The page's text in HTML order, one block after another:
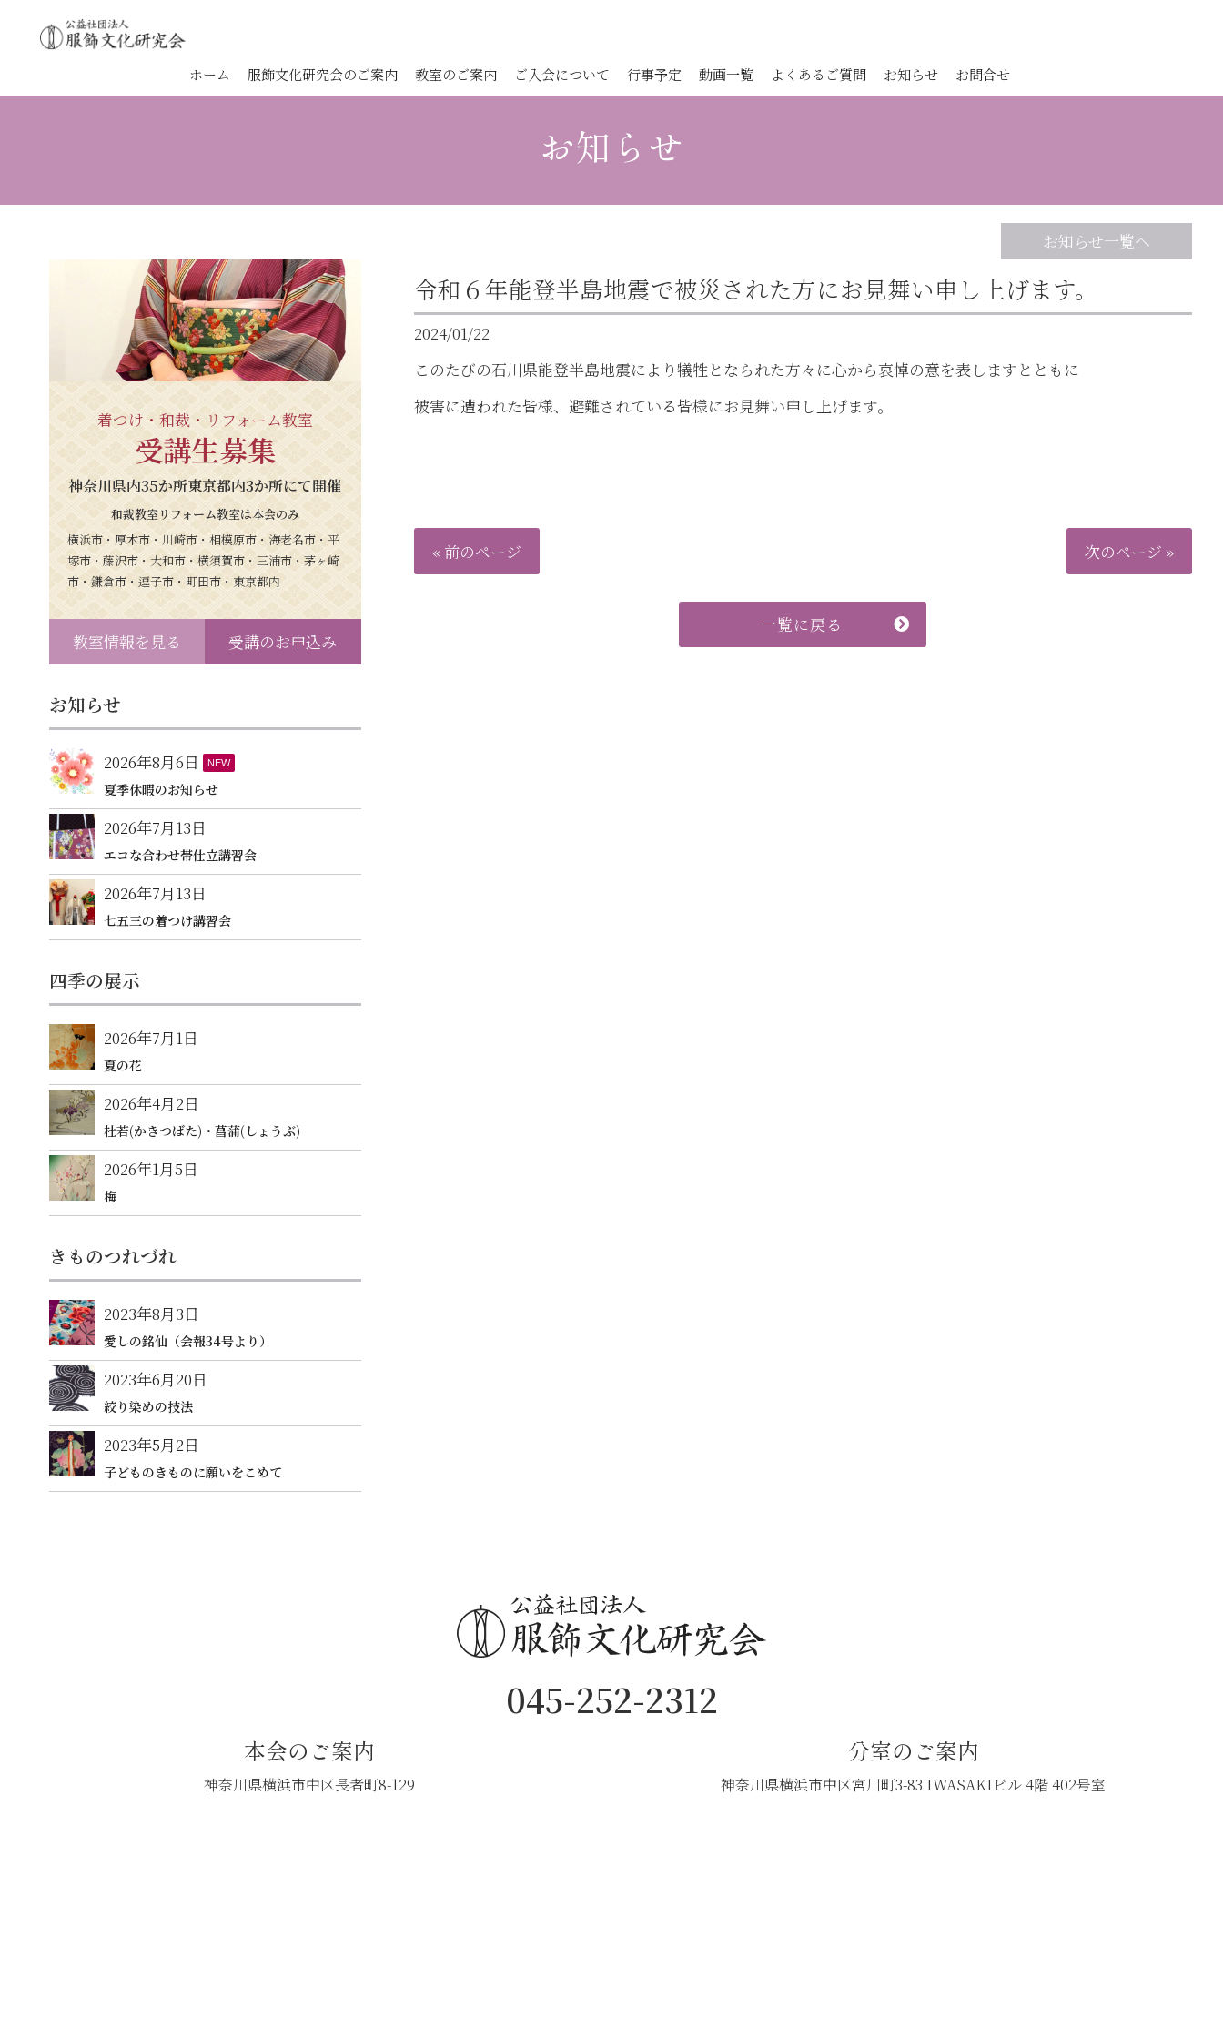
ホーム 服飾文化研究会のご案内 教室のご案内 ご入会について 行事予定 動画一覧 よくあるご質問 お知らせ お問合せ
お知らせ
お知らせ一覧へ
令和６年能登半島地震で被災された方にお見舞い申し上げます。
2024/01/22
このたびの石川県能登半島地震により犠牲となられた方々に心から哀悼の意を表しますとともに
被害に遭われた皆様、避難されている皆様にお見舞い申し上げます。
« 前のページ 次のページ »
一覧に戻る
着つけ・和裁・リフォーム教室
受講生募集
神奈川県内35か所東京都内3か所にて開催
和裁教室リフォーム教室は本会のみ
横浜市・厚木市・川崎市・相模原市・海老名市・平
塚市・藤沢市・大和市・横須賀市・三浦市・茅ヶ崎
市・鎌倉市・逗子市・町田市・東京都内
教室情報を見る 受講のお申込み
お知らせ
2026年8月6日 NEW
夏季休暇のお知らせ
2026年7月13日
エコな合わせ帯仕立講習会
2026年7月13日
七五三の着つけ講習会
四季の展示
2026年7月1日
夏の花
2026年4月2日
杜若(かきつばた)・菖蒲(しょうぶ)
2026年1月5日
梅
きものつれづれ
2023年8月3日
愛しの銘仙（会報34号より）
2023年6月20日
絞り染めの技法
2023年5月2日
子どものきものに願いをこめて
045-252-2312
本会のご案内
神奈川県横浜市中区長者町8-129
分室のご案内
神奈川県横浜市中区宮川町3-83 IWASAKIビル 4階 402号室